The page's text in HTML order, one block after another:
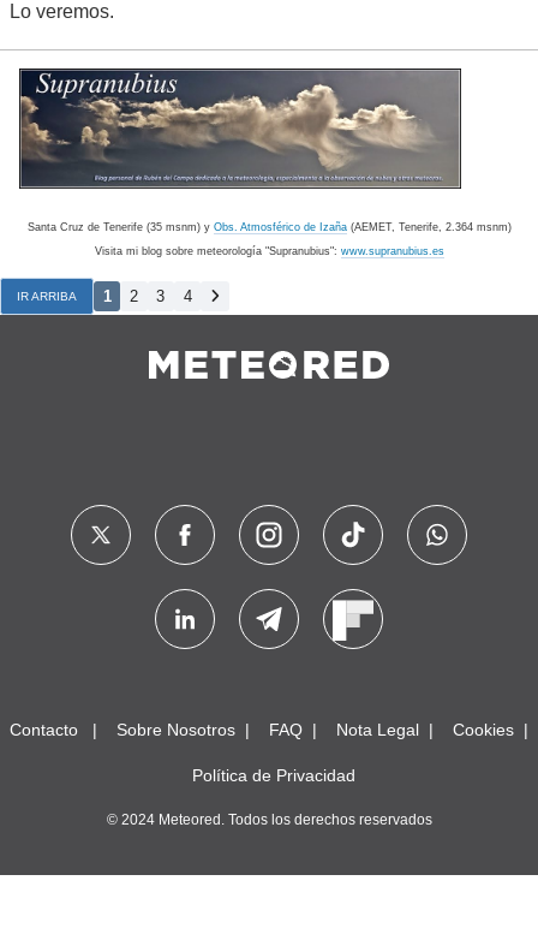
Lo veremos.
Santa Cruz de Tenerife (35 msnm) y Obs. Atmosférico de Izaña(AEMET, Tenerife, 2.364 msnm)
Visita mi blog sobre meteorología "Supranubius": www.supranubius.es
IR ARRIBA 1 2 3 4
Contacto Sobre Nosotros FAQ Nota Legal Cookies
Política de Privacidad
© 2024 Meteored. Todos los derechos reservados